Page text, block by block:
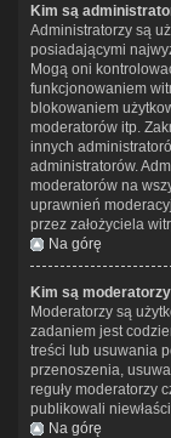
Kim są
Administratorzy są
posiadającymi
Mogą oni
funkcjonowaniem
blokowaniem
moderatorów itp.
innych
administratorów.
moderatorów na
uprawnień
przez założyciela
Na górę
Kim są
Moderatorzy są
zadaniem jest
treści lub usuwania
przenoszenia,
reguły moderatorzy
publikowali
Na górę